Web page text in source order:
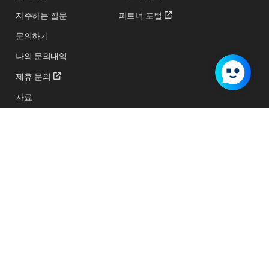
자주하는 질문
문의하기
나의 문의내역
제휴 문의
자료
파트너 포털